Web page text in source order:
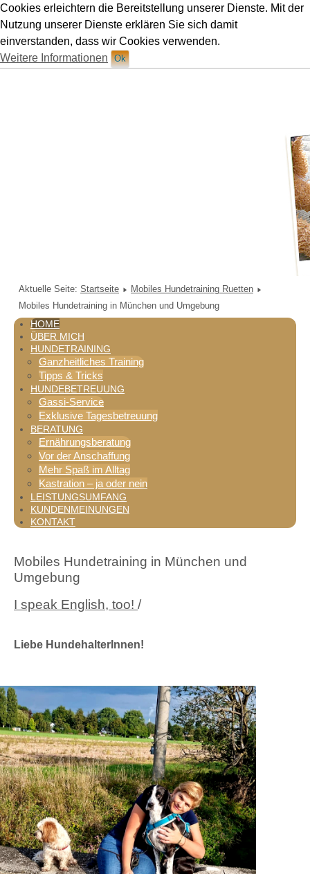
Cookies erleichtern die Bereitstellung unserer Dienste. Mit der
Nutzung unserer Dienste erklären Sie sich damit
einverstanden, dass wir Cookies verwenden.
Weitere Informationen
Ok
Hundetraining Ruetten in München
Tel.: 089 / 44 374 992
Aktuelle Seite: Startseite
Mobiles Hundetraining Ruetten
Mobiles Hundetraining in München und Umgebung
HOME
ÜBER MICH
HUNDETRAINING
Ganzheitliches Training
Tipps & Tricks
HUNDEBETREUUNG
Gassi-Service
Exklusive Tagesbetreuung
BERATUNG
Ernährungsberatung
Vor der Anschaffung
Mehr Spaß im Alltag
Kastration – ja oder nein
LEISTUNGSUMFANG
KUNDENMEINUNGEN
KONTAKT
Mobiles Hundetraining in München und
Umgebung
I speak English, too! /
Liebe HundehalterInnen!